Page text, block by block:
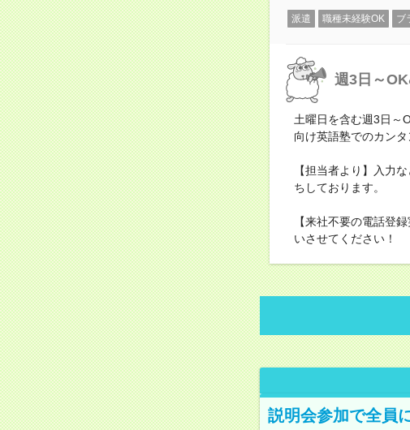
派遣 職種未経験OK ブ
週3日～
土曜日を含む週3日～
向け英語塾でのカン
【担当者より】入力
ちしております。
【来社不要の電話登
いさせてください！
説明会参加で全員